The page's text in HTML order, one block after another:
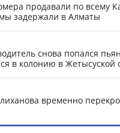
продавали по всему
задержали в Алматы
снова попался
в колонию в Жетысуской
временно